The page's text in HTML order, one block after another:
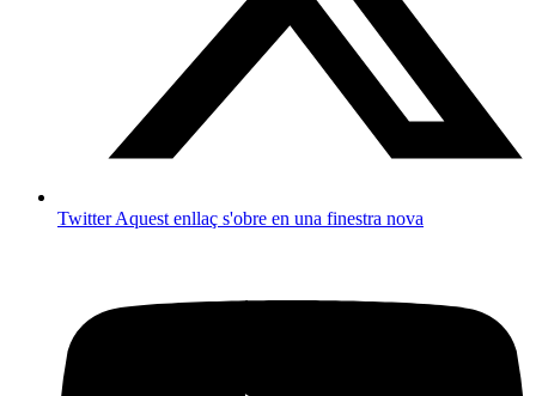
TwitterAquest enllaç s'obre en una finestra nova